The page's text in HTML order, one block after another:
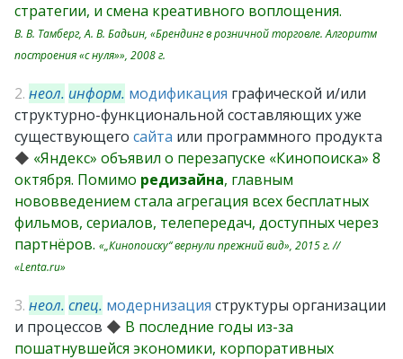
стратегии, и смена креативного воплощения.
В. В. Тамберг, А. В. Бадьин, «Брендинг в розничной торговле. Алгоритм
построения «с нуля»», 2008 г.
2. неол. информ. модификация графической и/или
структурно-функциональной составляющих уже
существующего сайта или программного продукта
◆ «Яндекс» объявил о перезапуске «Кинопоиска» 8
октября. Помимо редизайна, главным
нововведением стала агрегация всех бесплатных
фильмов, сериалов, телепередач, доступных через
партнёров. «„Кинопоиску“ вернули прежний вид», 2015 г. //
«Lenta.ru»
3. неол. спец. модернизация структуры организации
и процессов ◆ В последние годы из-за
пошатнувшейся экономики, корпоративных